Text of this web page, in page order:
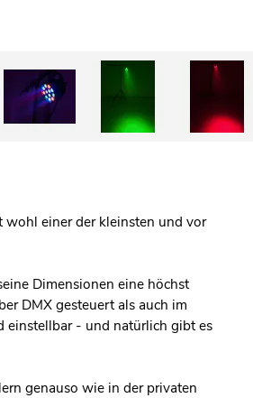
wohl einer der kleinsten und vor
Dimensionen eine höchst
DMX gesteuert als auch im
einstellbar - und natürlich gibt es
genauso wie in der privaten